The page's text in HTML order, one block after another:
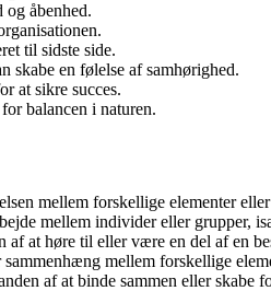
åbenhed.
til sidste side.
skabe en følelse af samhørighed.
at sikre succes.
balancen i naturen.
mellem forskellige elementer
mellem individer eller grupper,
af at høre til eller være en del af en
mellem forskellige
af at binde sammen eller skabe